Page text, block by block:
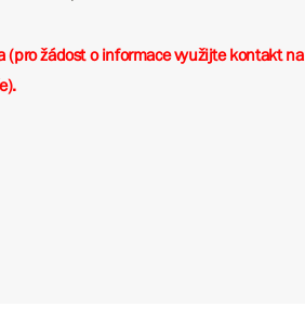
(pro žádost o informace využijte kontakt